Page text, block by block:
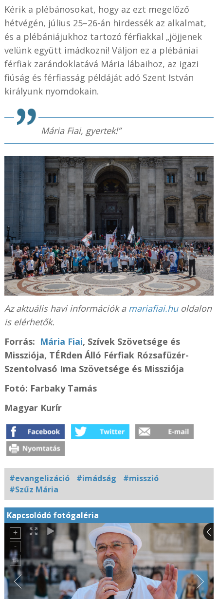
Kérik a plébánosokat, hogy az ezt megelőző
hétvégén, július 25–26-án hirdessék az alkalmat,
és a plébániájukhoz tartozó férfiakkal „jöjjenek
velünk együtt imádkozni! Váljon ez a plébániai
férfiak zarándoklatává Mária lábaihoz, az igazi
fiúság és férfiasság példáját adó Szent István
királyunk nyomdokain.
Mária Fiai, gyertek!”
Az aktuális havi információk a mariafiai.huoldalon
is elérhetők.
Forrás: Mária Fiai, Szívek Szövetsége és
Missziója, TÉRden Álló Férfiak Rózsafüzér-
Szentolvasó Ima Szövetsége és Missziója
Fotó: Farbaky Tamás
Magyar Kurír
#evangelizáció #imádság
#misszió
#Szűz Mária
Kapcsolódó fotógaléria